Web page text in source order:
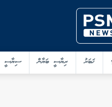
ޚަބަރު ރިޔާސީ ބަޔާން ސިޔާސީ